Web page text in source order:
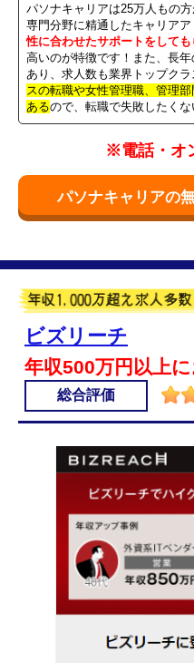
パソナキャリアは25万人もの
専門分野に精通したキャリアア
性に合わせたサポートをして
高いのが特徴です！また、長
あり、求人数も業界トップクラ
スの転職や女性管理職、管理
あるので、転職で失敗したく
※電話・オ
パソナキャリアの
ビズリーチ
年収500万円以上
総合評価